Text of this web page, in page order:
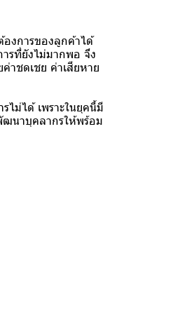
งการของลูกค้าได้
รที่ยังไม่มากพอ จึง
าชดเชย ค่าเสียหาย
ไม่ได้ เพราะในยุคนี้มี
ฒนาบุคลากรให้พร้อม